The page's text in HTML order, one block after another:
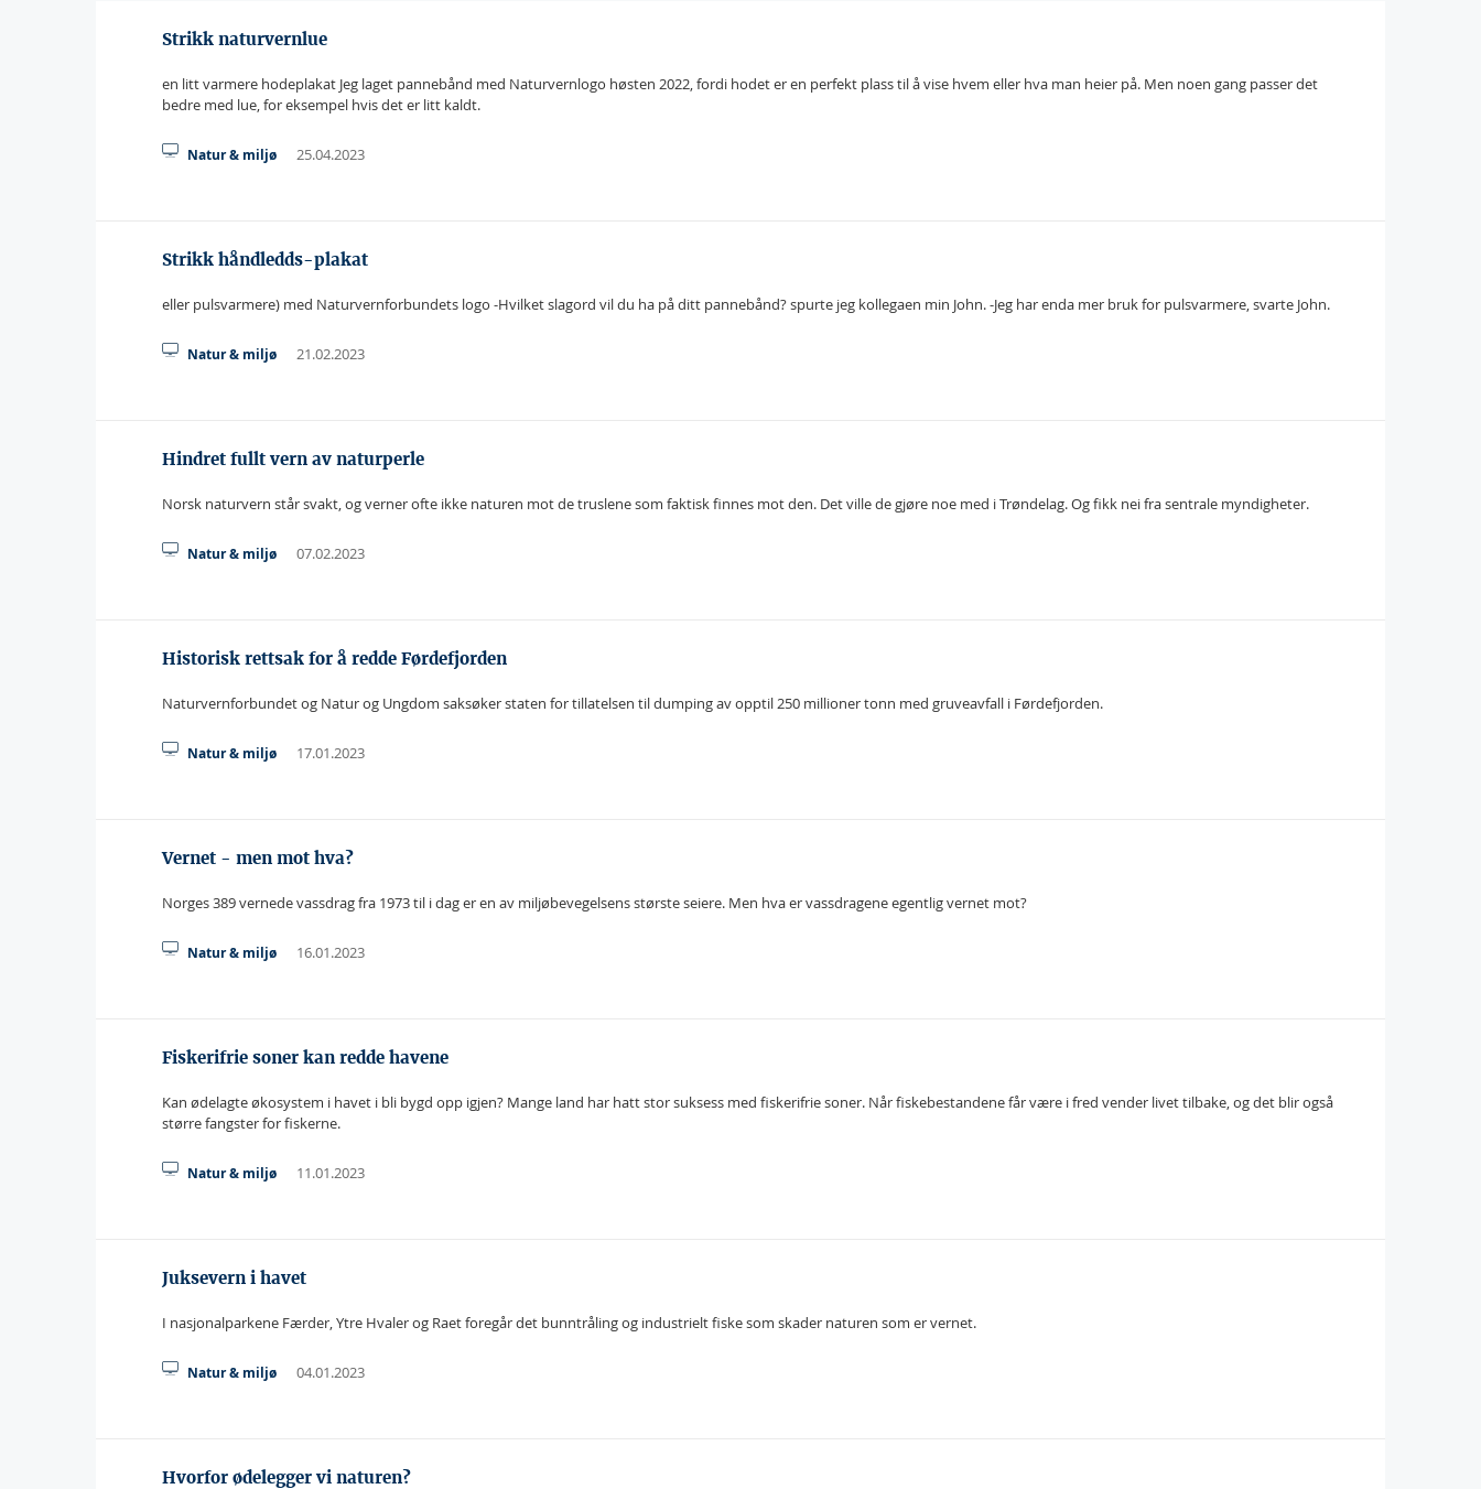
Strikk naturvernlue
en litt varmere hodeplakat Jeg laget pannebånd med Naturvernlogo høsten 2022, fordi hodet er en perfekt plass til å vise hvem eller hva man heier på. Men noen gang passer det
bedre med lue, for eksempel hvis det er litt kaldt.
Natur & miljø 25.04.2023
Strikk håndledds-plakat
eller pulsvarmere) med Naturvernforbundets logo -Hvilket slagord vil du ha på ditt pannebånd? spurte jeg kollegaen min John. -Jeg har enda mer bruk for pulsvarmere, svarte John.
Natur & miljø 21.02.2023
Hindret fullt vern av naturperle
Norsk naturvern står svakt, og verner ofte ikke naturen mot de truslene som faktisk finnes mot den. Det ville de gjøre noe med i Trøndelag. Og fikk nei fra sentrale myndigheter.
Natur & miljø 07.02.2023
Historisk rettsak for å redde Førdefjorden
Naturvernforbundet og Natur og Ungdom saksøker staten for tillatelsen til dumping av opptil 250 millioner tonn med gruveavfall i Førdefjorden.
Natur & miljø 17.01.2023
Vernet - men mot hva?
Norges 389 vernede vassdrag fra 1973 til i dag er en av miljøbevegelsens største seiere. Men hva er vassdragene egentlig vernet mot?
Natur & miljø 16.01.2023
Fiskerifrie soner kan redde havene
Kan ødelagte økosystem i havet i bli bygd opp igjen? Mange land har hatt stor suksess med fiskerifrie soner. Når fiskebestandene får være i fred vender livet tilbake, og det blir også
større fangster for fiskerne.
Natur & miljø 11.01.2023
Juksevern i havet
I nasjonalparkene Færder, Ytre Hvaler og Raet foregår det bunntråling og industrielt fiske som skader naturen som er vernet.
Natur & miljø 04.01.2023
Hvorfor ødelegger vi naturen?